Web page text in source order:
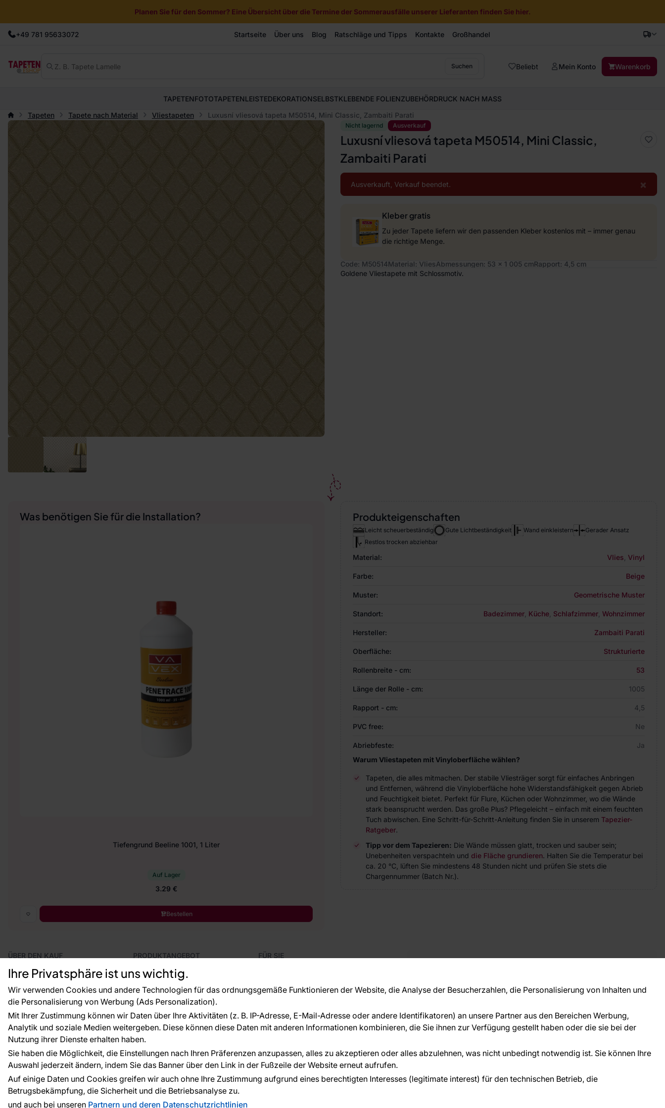
Ihre Privatsphäre ist uns wichtig.
Wir verwenden Cookies und andere Technologien für das ordnungsgemäße Funktionieren der Website, die Analyse der Besucherzahlen, die Personalisierung von Inhalten und
die Personalisierung von Werbung (Ads Personalization).
Mit Ihrer Zustimmung können wir Daten über Ihre Aktivitäten (z. B. IP-Adresse, E-Mail-Adresse oder andere Identifikatoren) an unsere Partner aus den Bereichen Werbung,
Analytik und soziale Medien weitergeben. Diese können diese Daten mit anderen Informationen kombinieren, die Sie ihnen zur Verfügung gestellt haben oder die sie bei der
Nutzung ihrer Dienste erhalten haben.
Sie haben die Möglichkeit, die Einstellungen nach Ihren Präferenzen anzupassen, alles zu akzeptieren oder alles abzulehnen, was nicht unbedingt notwendig ist. Sie können Ihre
Auswahl jederzeit ändern, indem Sie das Banner über den Link in der Fußzeile der Website erneut aufrufen.
Auf einige Daten und Cookies greifen wir auch ohne Ihre Zustimmung aufgrund eines berechtigten Interesses (legitimate interest) für den technischen Betrieb, die
Betrugsbekämpfung, die Sicherheit und die Betriebsanalyse zu.
und auch bei unseren Partnern und deren Datenschutzrichtlinien
Planen Sie für den Sommer? Eine Übersicht über die Termine der Sommerausfälle unserer Lieferanten finden Sie hier.
+49 781 95633072 Startseite Über uns Blog Ratschläge und Tipps Kontakte Großhandel
Suchen Beliebt Mein Konto Warenkorb
TAPETENFOTOTAPETENLEISTEDEKORATIONSELBSTKLEBENDE FOLIENZUBEHÖRDRUCK NACH MASS
Tapeten
Tapete nach Material Vliestapeten Luxusní vliesová tapeta M50514, Mini Classic, Zambaiti Parati
Nicht lagernd Ausverkauf
Luxusní vliesová tapeta M50514, Mini Classic,
Zambaiti Parati
×
Ausverkauft, Verkauf beendet.
Kleber gratis
Zu jeder Tapete liefern wir den passenden Kleber kostenlos mit – immer genau
die richtige Menge.
Code: M50514Material: VliesAbmessungen: 53 x 1 005 cmRapport: 4,5 cm
Goldene Vliestapete mit Schlossmotiv.
Produkteigenschaften
Leicht scheuerbeständig Gute Lichtbeständigkeit Wand einkleistern
Gerader Ansatz
Restlos trocken abziehbar
Material: Vlies Vinyl
Farbe: Beige
Muster: Geometrische Muster
Standort: Badezimmer Küche Schlafzimmer Wohnzimmer
Hersteller: Zambaiti Parati
Oberfläche: Strukturierte
Rollenbreite - cm: 53
Länge der Rolle - cm: 1005
Rapport - cm: 4,5
PVC free: Ne
Abriebfeste:
Ja
Warum Vliestapeten mit Vinyloberfläche wählen?
Tapeten, die alles mitmachen. Der stabile Vliesträger sorgt für einfaches Anbringen
und Entfernen, während die Vinyloberfläche hohe Widerstandsfähigkeit gegen Abrieb
und Feuchtigkeit bietet. Perfekt für Flure, Küchen oder Wohnzimmer, wo die Wände
stark beansprucht werden. Das große Plus? Pflegeleicht – einfach mit einem feuchten
Tuch abwischen. Eine Schritt-für-Schritt-Anleitung finden Sie in unserem Tapezier-
Ratgeber.
Tipp vor dem Tapezieren: Die Wände müssen glatt, trocken und sauber sein;
Unebenheiten verspachteln und die Fläche grundieren. Halten Sie die Temperatur bei
ca. 20 °C, lüften Sie mindestens 48 Stunden nicht und prüfen Sie stets die
Chargennummer (Batch Nr.).
Was benötigen Sie für die Installation?
Tiefengrund Beeline 1001, 1 Liter
Auf Lager
3.29 €
Bestellen
ÜBER DEN KAUF
Versand und Bezahlung
Vertragsrücktritt
Reklamationsverfahren
Rücksendung von Waren
CE-Zertifizierung
Großhandel
Raumvisualisierung
PRODUKTANGEBOT
Fototapeten
Leiste
Dekoration
Selbstklebende Folien
Zubehör
Tapetenmuster
FÜR SIE
EU-Projekte
Ratschläge und Tipps
ÜBER DAS UNTERNEHMEN
beraten Sie persönlich.
service@tapeteneshop.de
Zahlungsarten: Die Zahlungen werden geleistet von: